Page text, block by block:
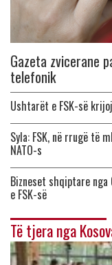
Gazeta zvicerane
telefonik
Ushtarët e FSK-së
Syla: FSK, në rrugë të
NATO-s
Bizneset shqiptare
e FSK-së
Të tjera nga